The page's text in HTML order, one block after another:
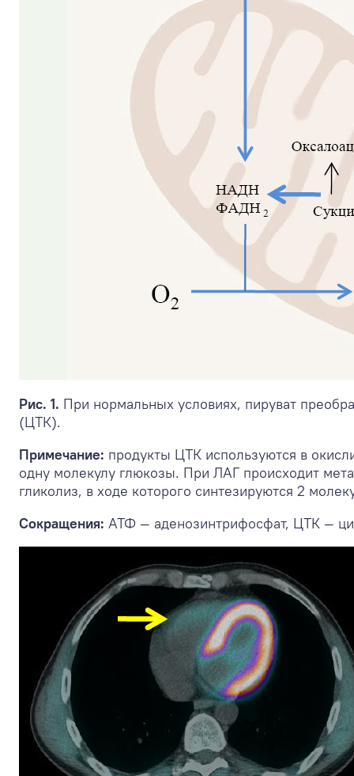
Рис. 1. При нормальных условиях, пируват
(ЦТК).
Примечание: продукты ЦТК используются в
одну молекулу глюкозы. При ЛАГ происходит
гликолиз, в ходе которого синтезируются 2
Сокращения: АТФ — аденозинтрифосфат, ЦТК —